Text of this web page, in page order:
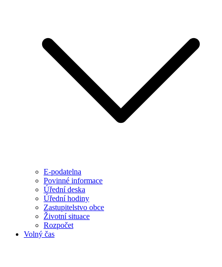
E-podatelna
Povinné informace
Úřední deska
Úřední hodiny
Zastupitelstvo obce
Životní situace
Rozpočet
Volný čas